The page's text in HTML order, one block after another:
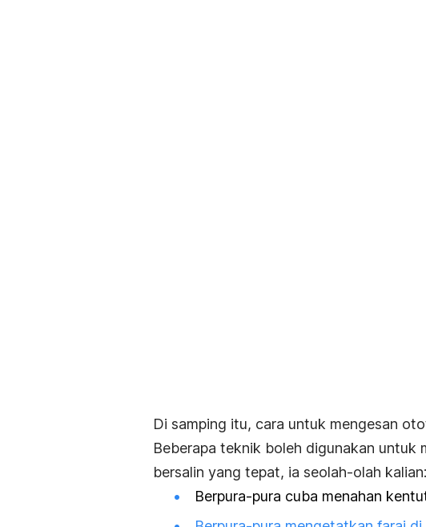
Di samping itu, cara untuk mengesan
Beberapa teknik boleh digunakan untuk
bersalin yang tepat, ia seolah-olah kalian:
Berpura-pura cuba menahan